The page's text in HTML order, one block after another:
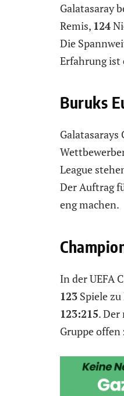
Galatasaray
Remis, 124
Die
Erfahrung ist
Buruks
Galatasarays
League
Der Auftrag
eng machen.
In der UEFA
123 Spiele
123:215.
Gruppe